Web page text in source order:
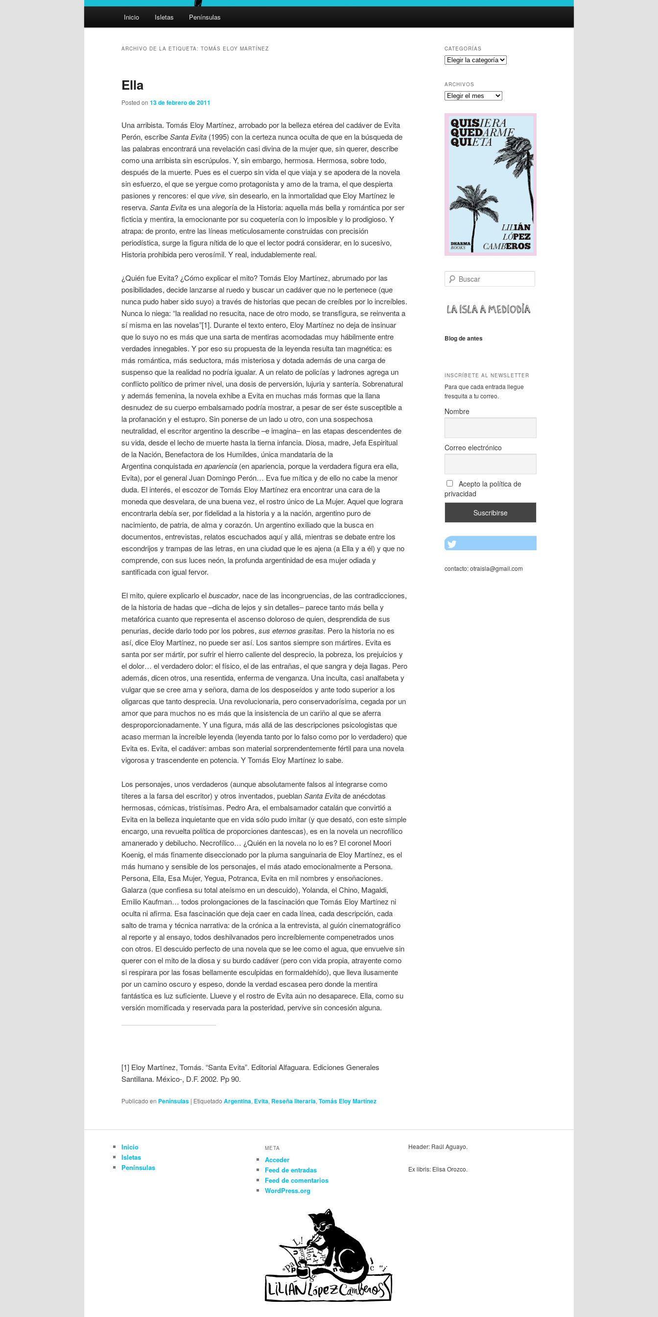
Inicio Isletas Penínsulas
ARCHIVO DE LA ETIQUETA: TOMÁS ELOY MARTÍNEZ
Ella
Posted on 13 de febrero de 2011
Una arribista. Tomás Eloy Martínez, arrobado por la belleza etérea del cadáver de Evita
Perón, escribeSanta Evita (1995) con la certeza nunca oculta de que en la búsqueda de
las palabras encontrará una revelación casi divina de la mujer que, sin querer, describe
como una arribista sin escrúpulos. Y, sin embargo, hermosa. Hermosa, sobre todo,
después de la muerte. Pues es el cuerpo sin vida el que viaja y se apodera de la novela
sin esfuerzo, el que se yergue como protagonista y amo de la trama, el que despierta
pasiones y rencores: el que vive, sin desearlo, en la inmortalidad que Eloy Martínez le
reserva. Santa Evitaes una alegoría de la Historia: aquella más bella y romántica por ser
ficticia y mentira, la emocionante por su coquetería con lo imposible y lo prodigioso. Y
atrapa: de pronto, entre las líneas meticulosamente construidas con precisión
periodística, surge la figura nítida de lo que el lector podrá considerar, en lo sucesivo,
Historia prohibida pero verosímil. Y real, indudablemente real.
¿Quién fue Evita? ¿Cómo explicar el mito? Tomás Eloy Martínez, abrumado por las
posibilidades, decide lanzarse al ruedo y buscar un cadáver que no le pertenece (que
nunca pudo haber sido suyo) a través de historias que pecan de creíbles por lo increíbles.
Nunca lo niega: “la realidad no resucita, nace de otro modo, se transfigura, se reinventa a
sí misma en las novelas”[1]. Durante el texto entero, Eloy Martínez no deja de insinuar
que lo suyo no es más que una sarta de mentiras acomodadas muy hábilmente entre
verdades innegables. Y por eso su propuesta de la leyenda resulta tan magnética: es
más romántica, más seductora, más misteriosa y dotada además de una carga de
suspenso que la realidad no podría igualar. A un relato de policías y ladrones agrega un
conflicto político de primer nivel, una dosis de perversión, lujuria y santería. Sobrenatural
y además femenina, la novela exhibe a Evita en muchas más formas que la llana
desnudez de su cuerpo embalsamado podría mostrar, a pesar de ser éste susceptible a
la profanación y el estupro. Sin ponerse de un lado u otro, con una sospechosa
neutralidad, el escritor argentino la describe –e imagina– en las etapas descendentes de
su vida, desde el lecho de muerte hasta la tierna infancia. Diosa, madre, Jefa Espiritual
de la Nación, Benefactora de los Humildes, única mandataria de la
Argentina conquistadaen apariencia (en apariencia, porque la verdadera figura era ella,
Evita), por el general Juan Domingo Perón… Eva fue mítica y de ello no cabe la menor
duda. El interés, el escozor de Tomás Eloy Martínez era encontrar una cara de la
moneda que desvelara, de una buena vez, el rostro único de La Mujer. Aquel que lograra
encontrarla debía ser, por fidelidad a la historia y a la nación, argentino puro de
nacimiento, de patria, de alma y corazón. Un argentino exiliado que la busca en
documentos, entrevistas, relatos escuchados aquí y allá, mientras se debate entre los
escondrijos y trampas de las letras, en una ciudad que le es ajena (a Ella y a él) y que no
comprende, con sus luces neón, la profunda argentinidad de esa mujer odiada y
santificada con igual fervor.
El mito, quiere explicarlo elbuscador, nace de las incongruencias, de las contradicciones,
de la historia de hadas que –dicha de lejos y sin detalles– parece tanto más bella y
metafórica cuanto que representa el ascenso doloroso de quien, desprendida de sus
penurias, decide darlo todo por los pobres, sus eternos grasitas. Pero la historia no es
así, dice Eloy Martínez, no puede ser así. Los santos siempre son mártires. Evita es
santa por ser mártir, por sufrir el hierro caliente del desprecio, la pobreza, los prejuicios y
el dolor… el verdadero dolor: el físico, el de las entrañas, el que sangra y deja llagas. Pero
además, dicen otros, una resentida, enferma de venganza. Una inculta, casi analfabeta y
vulgar que se cree ama y señora, dama de los desposeídos y ante todo superior a los
oligarcas que tanto desprecia. Una revolucionaria, pero conservadorísima, cegada por un
amor que para muchos no es más que la insistencia de un cariño al que se aferra
desproporcionadamente. Y una figura, más allá de las descripciones psicologistas que
acaso merman la increíble leyenda (leyenda tanto por lo falso como por lo verdadero) que
Evita es. Evita, el cadáver: ambas son material sorprendentemente fértil para una novela
vigorosa y trascendente en potencia. Y Tomás Eloy Martínez lo sabe.
Los personajes, unos verdaderos (aunque absolutamente falsos al integrarse como
títeres a la farsa del escritor) y otros inventados, pueblanSanta Evitade anécdotas
hermosas, cómicas, tristísimas. Pedro Ara, el embalsamador catalán que convirtió a
Evita en la belleza inquietante que en vida sólo pudo imitar (y que desató, con este simple
encargo, una revuelta política de proporciones dantescas), es en la novela un necrofílico
amanerado y debilucho. Necrofílico… ¿Quién en la novela no lo es? El coronel Moori
Koenig, el más finamente diseccionado por la pluma sanguinaria de Eloy Martínez, es el
más humano y sensible de los personajes, el más atado emocionalmente a Persona.
Persona, Ella, Esa Mujer, Yegua, Potranca, Evita en mil nombres y ensoñaciones.
Galarza (que confiesa su total ateísmo en un descuido), Yolanda, el Chino, Magaldi,
Emilio Kaufman… todos prolongaciones de la fascinación que Tomás Eloy Martínez ni
oculta ni afirma. Esa fascinación que deja caer en cada línea, cada descripción, cada
salto de trama y técnica narrativa: de la crónica a la entrevista, al guión cinematográfico
al reporte y al ensayo, todos deshilvanados pero increíblemente compenetrados unos
con otros. El descuido perfecto de una novela que se lee como el agua, que envuelve sin
querer con el mito de la diosa y su burdo cadáver (pero con vida propia, atrayente como
si respirara por las fosas bellamente esculpidas en formaldehído), que lleva ilusamente
por un camino oscuro y espeso, donde la verdad escasea pero donde la mentira
fantástica es luz suficiente. Llueve y el rostro de Evita aún no desaparece. Ella, como su
versión momificada y reservada para la posteridad, pervive sin concesión alguna.
[1] Eloy Martínez, Tomás. “Santa Evita”. Editorial Alfaguara. Ediciones Generales
Santillana. México-, D.F. 2002. Pp 90.
Publicado en Penínsulas | Etiquetado Argentina, Evita, Reseña literaria, Tomás Eloy Martínez
CATEGORÍAS
Categorías
ARCHIVOS
Archivos
u
a
Blog de antes
INSCRÍBETE AL NEWSLETTER
Para que cada entrada llegue
fresquita a tu correo.
Nombre
Correo electrónico
Acepto la política de
privacidad
contacto: otraisla@gmail.com
Inicio
Isletas
Penínsulas
META
Acceder
Feed de entradas
Feed de comentarios
WordPress.org
Header: Raúl Aguayo.
Ex libris: Elisa Orozco.